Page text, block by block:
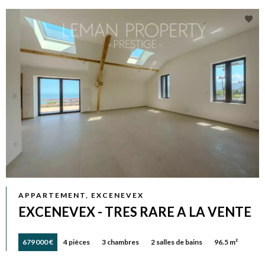
APPARTEMENT, EXCENEVEX
EXCENEVEX - TRES RARE A LA VENTE
679 000 € 4 pièces 3 chambres 2 salles de bains 96.5 m²